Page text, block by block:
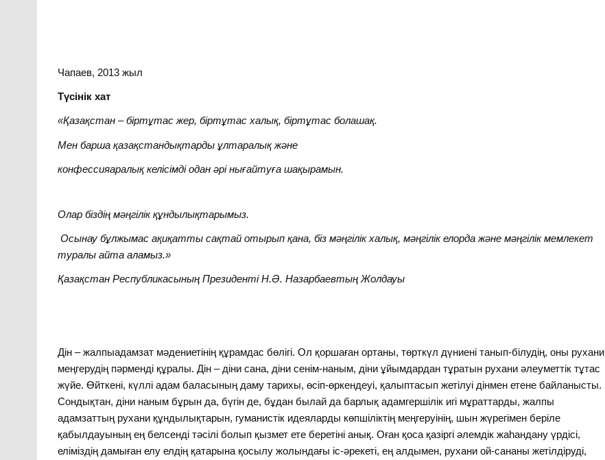
Чапаев, 2013 жыл
Түсінік хат
«Қазақстан – біртұтас жер, біртұтас халық, біртұтас болашақ.
Мен барша қазақстандықтарды ұлтаралық және
конфессияаралық келісімді одан әрі нығайтуға шақырамын.
Олар біздің мәңгілік құндылықтарымыз.
Осынау бұлжымас ақиқатты сақтай отырып қана, біз мәңгілік халық, мәңгілік елорда және мәңгілік мемлекет
туралы айта аламыз.»
Қазақстан Республикасының Президенті Н.Ә. Назарбаевтың Жолдауы
Дін – жалпыадамзат мәдениетінің құрамдас бөлігі. Ол қоршаған ортаны, төрткүл дүниені танып-білудің, оны рухани
меңгерудің пәрменді құралы. Дін – діни сана, діни сенім-наным, діни ұйымдардан тұратын рухани әлеуметтік тұтас
жүйе. Өйткені, күллі адам баласының даму тарихы, өсіп-өркендеуі, қалыптасып жетілуі дінмен етене байланысты.
Сондықтан, діни наным бұрын да, бүгін де, бұдан былай да барлық адамгершілік игі мұраттарды, жалпы
адамзаттың рухани құндылықтарын, гуманистік идеяларды көпшіліктің меңгеруінің, шын жүрегімен беріле
қабылдауының ең белсенді тәсілі болып қызмет ете беретіні анық. Оған қоса қазіргі әлемдік жаһандану үрдісі,
еліміздің дамыған елу елдің қатарына қосылу жолындағы іс-әрекеті, ең алдымен, рухани ой-сананы жетілдіруді,